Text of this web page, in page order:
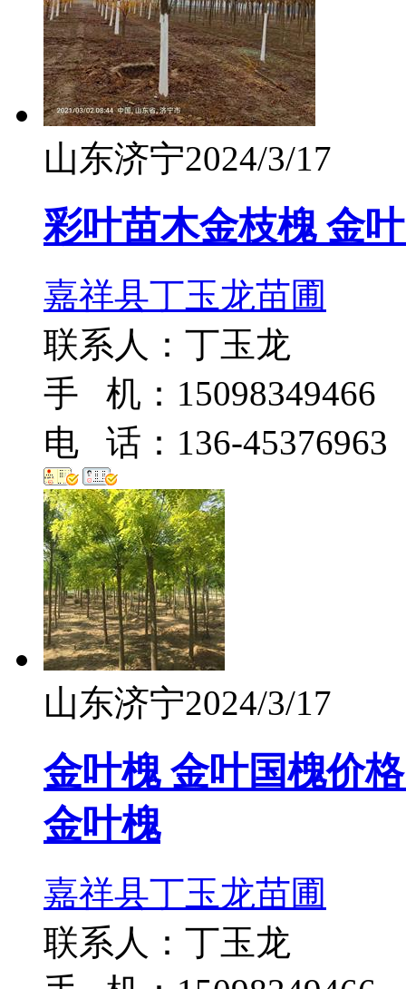
山东济宁2024/3/17
彩叶苗木金枝槐 金
嘉祥县丁玉龙苗圃
联系人：丁玉龙
手 机：15098349466
电 话：136-45376963
山东济宁2024/3/17
金叶槐 金叶国槐价
金叶槐
嘉祥县丁玉龙苗圃
联系人：丁玉龙